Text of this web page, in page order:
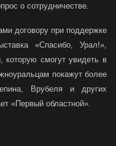
о сотрудничестве.
договору при поддержке
«Спасибо, Урал!»,
смогут увидеть в
покажут более
Врубеля и других
«Первый областной».